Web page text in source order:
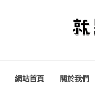
網站首頁 關於我們